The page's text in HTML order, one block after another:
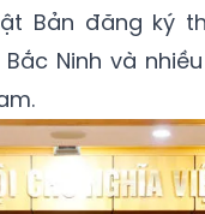
Bản đăng ký
Ninh và